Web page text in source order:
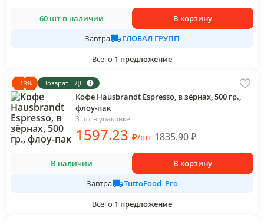
60 шт в наличии
В корзину
Завтра
ГЛОБАЛ ГРУПП
Всего 1 предложение
-13% Возврат НДС
Кофе Hausbrandt Espresso, в зёрнах, 500 гр.,
флоу-пак
3 шт в упаковке
1597.23 ₽/шт 1835.90₽
В наличии
В корзину
Завтра
TuttoFood_Pro
Всего 1 предложение